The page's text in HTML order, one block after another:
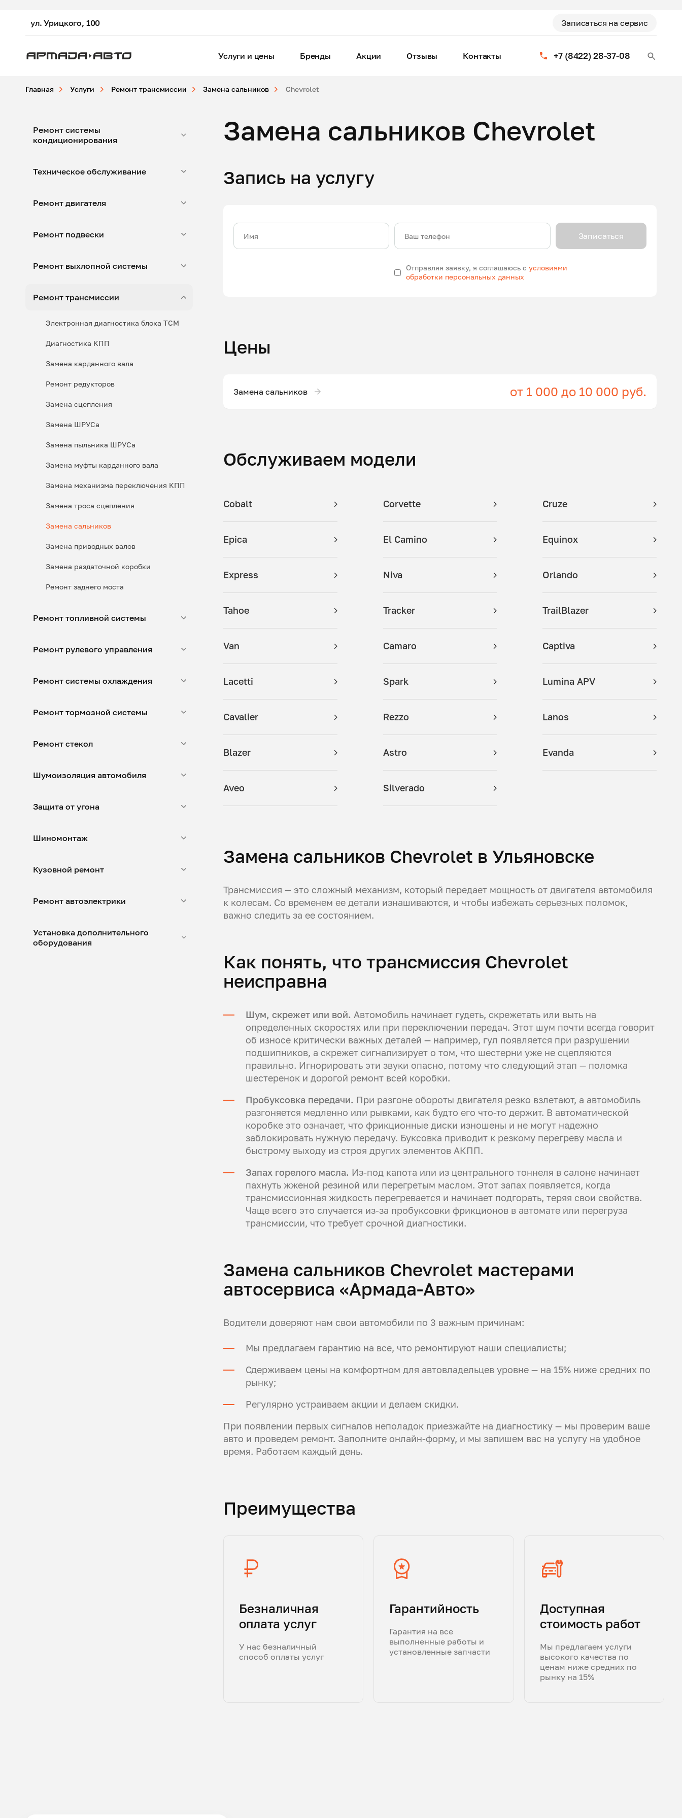
ул. Урицкого, 100 Записаться на сервис
+7 (8422) 28-37-08
Услуги и цены Бренды Акции Отзывы Контакты
Главная Услуги Ремонт трансмиссии Замена сальников Chevrolet
Ремонт системы
кондиционирования
Техническое обслуживание
Ремонт двигателя
Ремонт подвески
Ремонт выхлопной системы
Ремонт трансмиссии
Электронная диагностика блока ТСМ
Диагностика КПП
Замена карданного вала
Ремонт редукторов
Замена сцепления
Замена ШРУСа
Замена пыльника ШРУСа
Замена муфты карданного вала
Замена механизма переключения КПП
Замена троса сцепления
Замена сальников
Замена приводных валов
Замена раздаточной коробки
Ремонт заднего моста
Ремонт топливной системы
Ремонт рулевого управления
Ремонт системы охлаждения
Ремонт тормозной системы
Ремонт стекол
Шумоизоляция автомобиля
Защита от угона
Шиномонтаж
Кузовной ремонт
Ремонт автоэлектрики
Установка дополнительного
оборудования
Замена сальников Chevrolet
Запись на услугу
Имя Ваш телефон
Отправляя заявку, я соглашаюсь сусловиями
обработки персональных данных
Записаться
Цены
Замена сальников от 1 000 до 10 000 руб.
Обслуживаем модели
Cobalt Corvette Cruze
Epica El Camino Equinox
Express Niva Orlando
Tahoe Tracker TrailBlazer
Van Camaro Captiva
Lacetti Spark Lumina APV
Cavalier Rezzo Lanos
Blazer Astro Evanda
Aveo Silverado
Замена сальников Chevrolet в Ульяновске
Трансмиссия — это сложный механизм, который передает мощность от двигателя автомобиля
к колесам. Со временем ее детали изнашиваются, и чтобы избежать серьезных поломок,
важно следить за ее состоянием.
Как понять, что трансмиссия Chevrolet
неисправна
Шум, скрежет или вой. Автомобиль начинает гудеть, скрежетать или выть на
определенных скоростях или при переключении передач. Этот шум почти всегда говорит
об износе критически важных деталей — например, гул появляется при разрушении
подшипников, а скрежет сигнализирует о том, что шестерни уже не сцепляются
правильно. Игнорировать эти звуки опасно, потому что следующий этап — поломка
шестеренок и дорогой ремонт всей коробки.
Пробуксовка передачи. При разгоне обороты двигателя резко взлетают, а автомобиль
разгоняется медленно или рывками, как будто его что-то держит. В автоматической
коробке это означает, что фрикционные диски изношены и не могут надежно
заблокировать нужную передачу. Буксовка приводит к резкому перегреву масла и
быстрому выходу из строя других элементов АКПП.
Запах горелого масла. Из-под капота или из центрального тоннеля в салоне начинает
пахнуть жженой резиной или перегретым маслом. Этот запах появляется, когда
трансмиссионная жидкость перегревается и начинает подгорать, теряя свои свойства.
Чаще всего это случается из-за пробуксовки фрикционов в автомате или перегруза
трансмиссии, что требует срочной диагностики.
Замена сальников Chevrolet мастерами
автосервиса «Армада-Авто»
Водители доверяют нам свои автомобили по 3 важным причинам:
Мы предлагаем гарантию на все, что ремонтируют наши специалисты;
Сдерживаем цены на комфортном для автовладельцев уровне — на 15% ниже средних по
рынку;
Регулярно устраиваем акции и делаем скидки.
При появлении первых сигналов неполадок приезжайте на диагностику — мы проверим ваше
авто и проведем ремонт. Заполните онлайн-форму, и мы запишем вас на услугу на удобное
время. Работаем каждый день.
Преимущества
Безналичная
оплата услуг
У нас безналичный
способ оплаты услуг
Гарантийность
Гарантия на все
выполненные работы и
установленные запчасти
Доступная
стоимость работ
Мы предлагаем услуги
высокого качества по
ценам ниже средних по
рынку на 15%